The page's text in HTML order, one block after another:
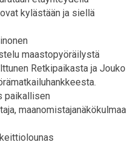
kylästään ja siellä
maastopyöräilystä
Retkipaikasta ja Jouko
paikallisen
maanomistajanäkökulmaa